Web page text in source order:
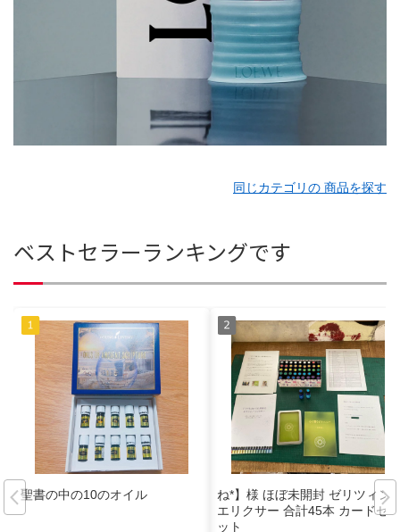
同じカテゴリの 商品を探す
ベストセラーランキングです
聖書の中の10のオイル
ね*】様 ほぼ未開封 ゼリツィン
エリクサー 合計45本 カードセ
ット